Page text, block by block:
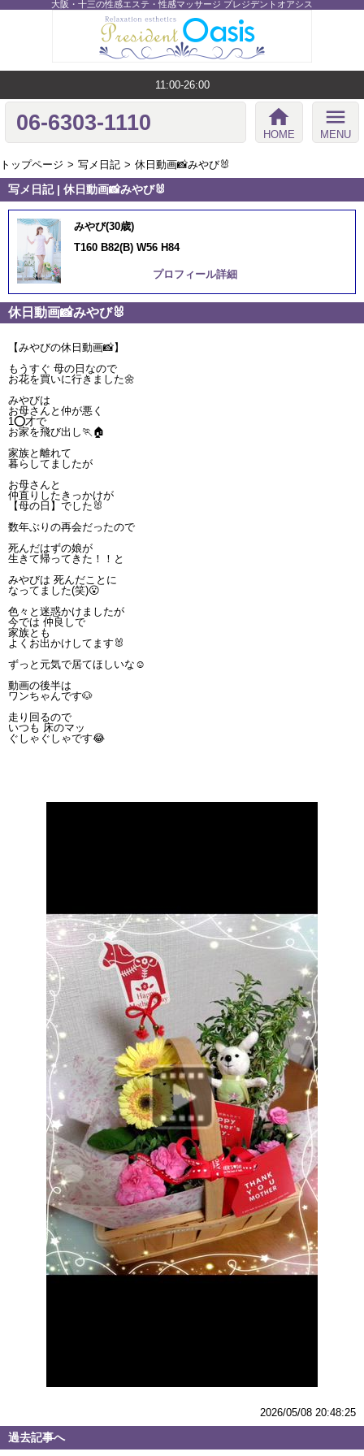
大阪・十三の性感エステ・性感マッサージ プレジデントオアシス
11:00-26:00
06-6303-1110 home
HOME
menu
MENU
トップページ 写メ日記 休日動画📸みやび🐰
写メ日記 | 休日動画📸みやび🐰
みやび(30歳)
T160 B82(B) W56 H84
プロフィール詳細
休日動画📸みやび🐰
【みやびの休日動画📸】
もうすぐ 母の日なので
お花を買いに行きました🌼
みやびは
お母さんと仲が悪く
1️⭕️才で
お家を飛び出し🏃🏠
家族と離れて
暮らしてましたが
お母さんと
仲直りしたきっかけが
【母の日】でした🐰
数年ぶりの再会だったので
死んだはずの娘が
生きて帰ってきた！！と
みやびは 死んだことに
なってました(笑)😮
色々と迷惑かけましたが
今では 仲良しで
家族とも
よくお出かけしてます🐰
ずっと元気で居てほしいな☺️
動画の後半は
ワンちゃんです🐶
走り回るので
いつも 床のマッ
ぐしゃぐしゃです😂
2026/05/08 20:48:25
過去記事へ